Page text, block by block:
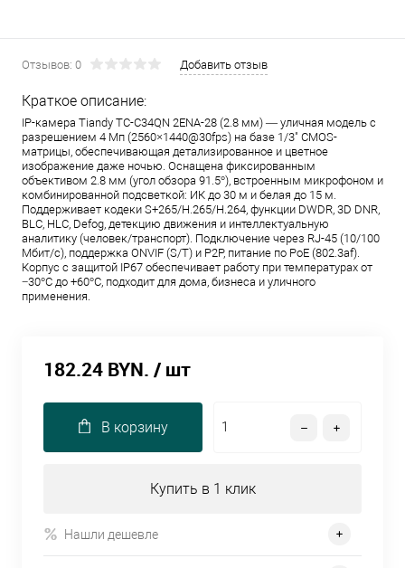
Отзывов: 0 Добавить отзыв
Краткое описание:
IP-камера Tiandy TC-C34QN 2ENA-28 (2.8 мм) — уличная модель с
разрешением 4 Мп (2560×1440@30fps) на базе 1/3" CMOS-
матрицы, обеспечивающая детализированное и цветное
изображение даже ночью. Оснащена фиксированным
объективом 2.8 мм (угол обзора 91.5°), встроенным микрофоном и
комбинированной подсветкой: ИК до 30 м и белая до 15 м.
Поддерживает кодеки S+265/H.265/H.264, функции DWDR, 3D DNR,
BLC, HLC, Defog, детекцию движения и интеллектуальную
аналитику (человек/транспорт). Подключение через RJ-45 (10/100
Мбит/с), поддержка ONVIF (S/T) и P2P, питание по PoE (802.3af).
Корпус с защитой IP67 обеспечивает работу при температурах от
−30°C до +60°C, подходит для дома, бизнеса и уличного
применения.
182.24 BYN. / шт
В корзину
Купить в 1 клик
Нашли дешевле